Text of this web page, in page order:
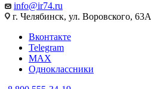
info@ir74.ru
г. Челябинск, ул. Воровского, 63А
Вконтакте
Telegram
MAX
Одноклассники